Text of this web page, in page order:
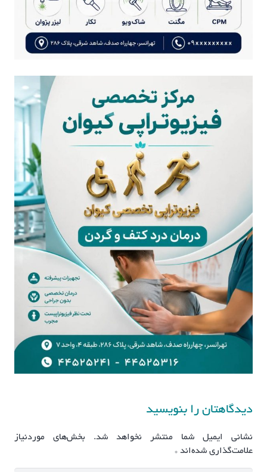
دیدگاهتان را بنویسید
نشانی ایمیل شما منتشر نخواهد شد.
بخش‌های موردنیاز
علامت‌گذاری شده‌اند *